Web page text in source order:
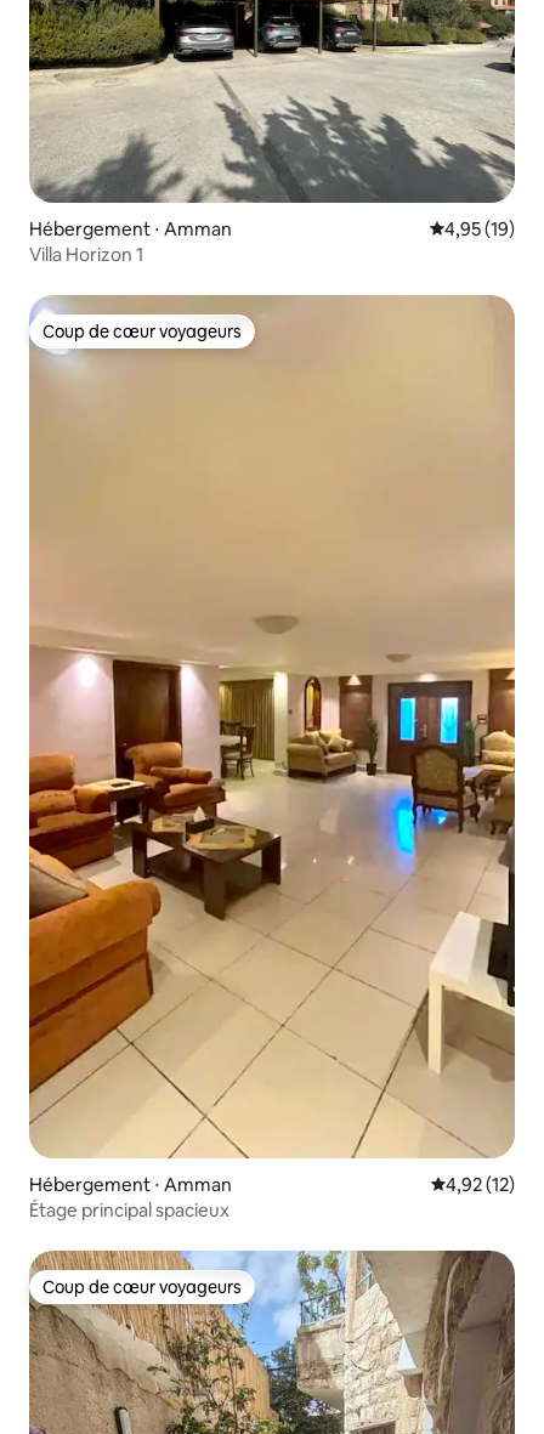
Hébergement ⋅ Amman Évaluation
4,95 (19)
Villa Horizon 1
Coup de cœur voyageurs
Coup de cœur voyageurs
Hébergement ⋅ Amman Évaluation
4,92 (12)
Étage principal spacieux
Coup de cœur voyageurs
Coup de cœur voyageurs